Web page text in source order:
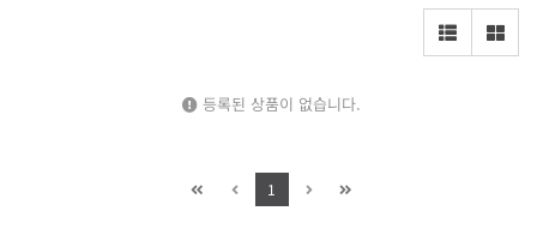
등록된 상품이 없습니다.
1